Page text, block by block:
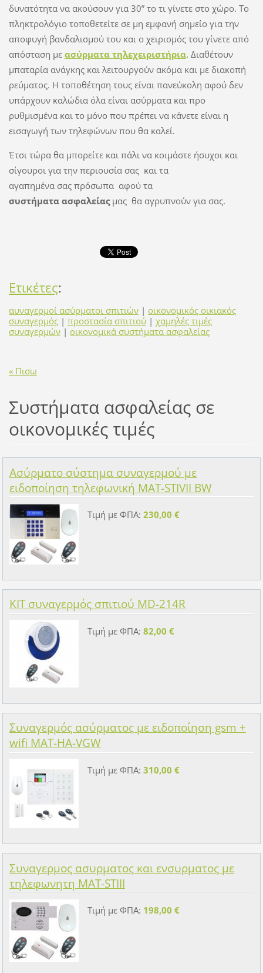
δυνατότητα να ακούσουν για 30” το τι γίνετε στο χώρο. Το
πληκτρολόγιο τοποθετείτε σε μη εμφανή σημείο για την
αποφυγή βανδαλισμού του και ο χειρισμός του γίνετε από
απόσταση με ασύρματα τηλεχειριστήρια. Διαθέτουν
μπαταρία ανάγκης και λειτουργούν ακόμα και με διακοπή
ρεύματος. Η τοποθέτηση τους είναι πανεύκολη αφού δεν
υπάρχουν καλώδια όλα είναι ασύρματα και προ
ρυθμισμένα και το μόνο που πρέπει να κάνετε είναι η
εισαγωγή των τηλεφώνων που θα καλεί.
Έτσι τώρα θα μπορείτε και πάλι να κοιμάστε ήσυχοι και
σίγουροι για την περιουσία σας και τα
αγαπημένα σας πρόσωπα αφού τα
συστήματα ασφαλείας μας θα αγρυπνούν για σας.
Ετικέτες:
αυναγερμοί ασύρματοι σπιτιών | οικονομικός οικιακός
συναγερμός | προστασία σπιτιού | χαμηλές τιμές
συναγερμών | οικονομικά συστήματα ασφαλείας
« Πισω
Συστήματα ασφαλείας σε
οικονομικές τιμές
Ασύρματο σύστημα συναγερμού με
ειδοποίηση τηλεφωνική MAT-STIVII BW
Τιμή με ΦΠΑ: 230,00 €
KIT συναγερμός σπιτιού MD-214R
Τιμή με ΦΠΑ: 82,00 €
Συναγερμός ασύρματος με ειδοποίηση gsm +
wifi MAT-HA-VGW
Τιμή με ΦΠΑ: 310,00 €
Συναγερμος ασυρματος και ενσυρματος με
τηλεφωνητη MAT-STIII
Τιμή με ΦΠΑ: 198,00 €